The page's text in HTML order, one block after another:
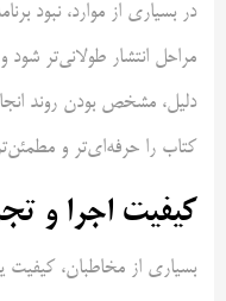
در بسیاری از موارد، نبود
مراحل انتشار طولانی‌تر
دلیل، مشخص بودن روند
کتاب را حرفه‌ای‌تر و
کیفیت اجرا و
بسیاری از مخاطبان،